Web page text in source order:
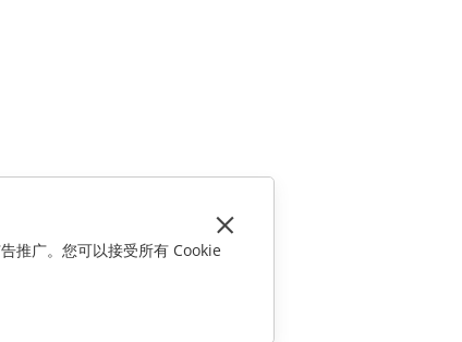
推广。您可以接受所有 Cookie